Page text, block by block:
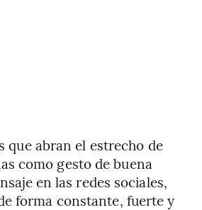
que abran el estrecho de
como gesto de buena
en las redes sociales,
forma constante, fuerte y